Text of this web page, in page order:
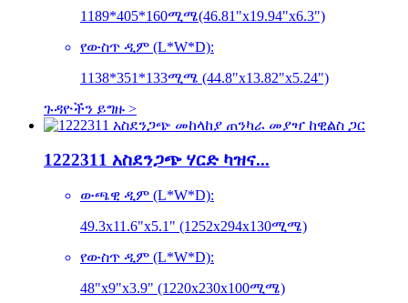
1189*405*160ሚሜ(46.81"x19.94"x6.3")
የውስጥ ዲም (L*W*D):
1138*351*133ሚሜ (44.8"x13.82"x5.24")
ጉዳዮችን ይግዙ >
1222311 አስደንጋጭ ሃርድ ካዝና...
ውጫዊ ዲም (L*W*D):
49.3x11.6"x5.1" (1252x294x130ሚሜ)
የውስጥ ዲም (L*W*D):
48"x9"x3.9" (1220x230x100ሚሜ)